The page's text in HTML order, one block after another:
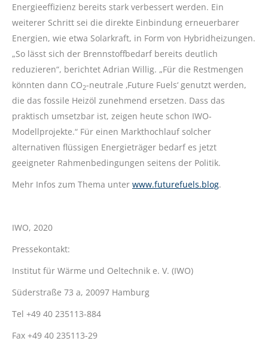
Energieeffizienz bereits stark verbessert werden. Ein
weiterer Schritt sei die direkte Einbindung erneuerbarer
Energien, wie etwa Solarkraft, in Form von Hybridheizungen.
„So lässt sich der Brennstoffbedarf bereits deutlich
reduzieren“, berichtet Adrian Willig. „Für die Restmengen
könnten dann CO2-neutrale ‚Future Fuels‘ genutzt werden,
die das fossile Heizöl zunehmend ersetzen. Dass das
praktisch umsetzbar ist, zeigen heute schon IWO-
Modellprojekte.“ Für einen Markthochlauf solcher
alternativen flüssigen Energieträger bedarf es jetzt
geeigneter Rahmenbedingungen seitens der Politik.
Mehr Infos zum Thema unter www.futurefuels.blog.
IWO, 2020
Pressekontakt:
Institut für Wärme und Oeltechnik e. V. (IWO)
Süderstraße 73 a, 20097 Hamburg
Tel +49 40 235113-884
Fax +49 40 235113-29